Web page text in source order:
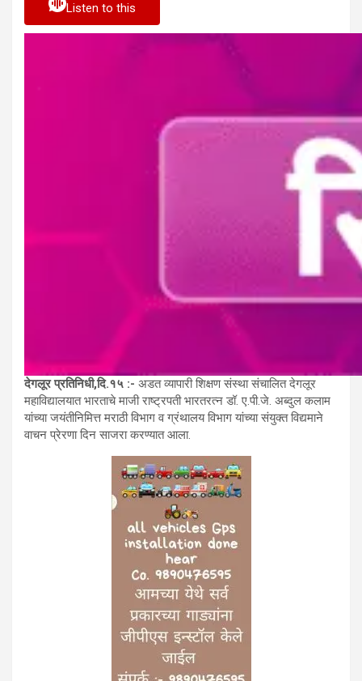
Listen to this
देगलूर प्रतिनिधी,दि.१५ :- अडत व्यापारी शिक्षण संस्था संचालित देगलूर
महाविद्यालयात भारताचे माजी राष्ट्रपती भारतरत्न डॉ. ए.पी.जे. अब्दुल कलाम
यांच्या जयंतीनिमित्त मराठी विभाग व ग्रंथालय विभाग यांच्या संयुक्त विद्यमाने
वाचन प्रेरणा दिन साजरा करण्यात आला.